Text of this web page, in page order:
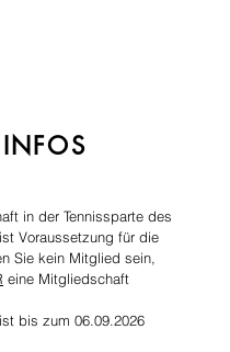
in der Tennissparte des
Voraussetzung für die
Sie kein Mitglied sein,
eine Mitgliedschaft
bis zum 06.09.2026